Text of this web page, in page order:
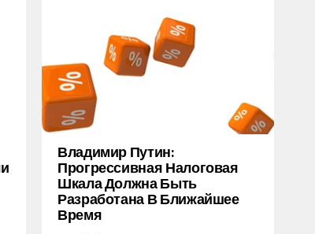
Владимир Путин:
Прогрессивная Налоговая
Шкала Должна Быть
Разработана В Ближайшее
Время